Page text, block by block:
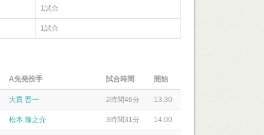
1試合
1試合
A先発投手 試合時間 開始
大貫 晋一 2時間46分 13:30
松本 隆之介 3時間31分 14:00